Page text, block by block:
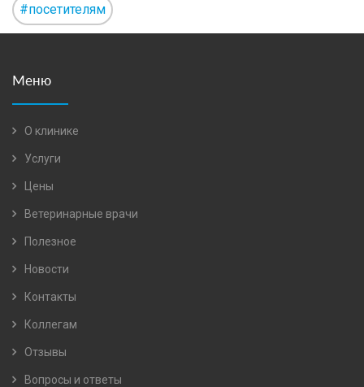
#посетителям
Меню
О клинике
Услуги
Цены
Ветеринарные врачи
Полезное
Новости
Контакты
Коллегам
Отзывы
Вопросы и ответы